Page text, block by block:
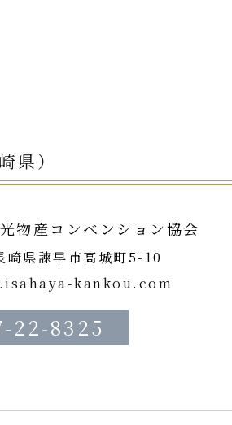
県）
物産コンベンション協会
県諫早市高城町5-10
kankou.com
22-8325